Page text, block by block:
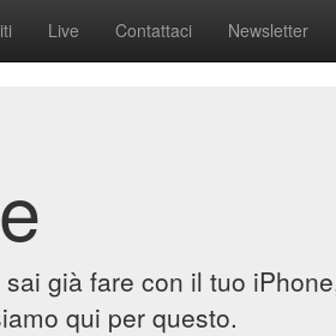
Live Contattaci Newsletter
già fare con il tuo
qui per questo.